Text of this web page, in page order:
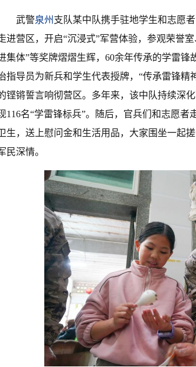
武警泉州 支队某中队携手驻地学生和志愿
进营区，开启“沉浸式”军营体验，参观荣誉
集体”等奖牌熠熠生辉，60余年传承的学雷
指导员为新兵和学生代表授牌，“传承雷锋
铿锵誓言响彻营区。多年来，该中队持续深
116名“学雷锋标兵”。随后，官兵们和志愿
生，送上慰问金和生活用品，大家围坐一起
民深情。